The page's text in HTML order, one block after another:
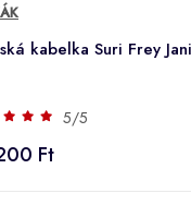
kabelka Suri Frey
5/5
Ft